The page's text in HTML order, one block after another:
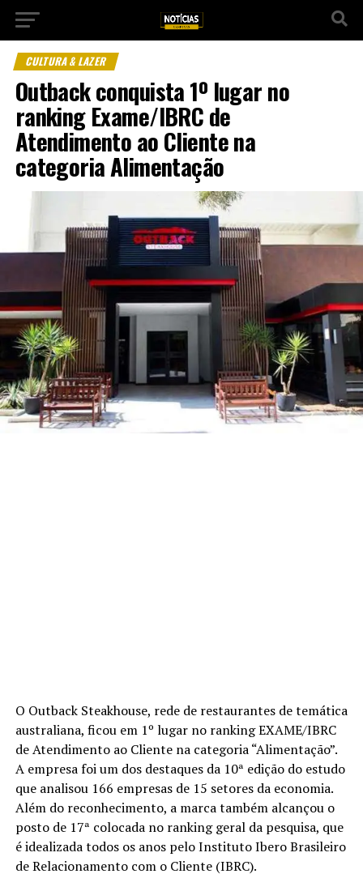
CULTURA & LAZER
Outback conquista 1º lugar no
ranking Exame/IBRC de
Atendimento ao Cliente na
categoria Alimentação
O Outback Steakhouse, rede de restaurantes de temática
australiana, ficou em 1º lugar no ranking EXAME/IBRC
de Atendimento ao Cliente na categoria “Alimentação”.
A empresa foi um dos destaques da 10ª edição do estudo
que analisou 166 empresas de 15 setores da economia.
Além do reconhecimento, a marca também alcançou o
posto de 17ª colocada no ranking geral da pesquisa, que
é idealizada todos os anos pelo Instituto Ibero Brasileiro
de Relacionamento com o Cliente (IBRC).